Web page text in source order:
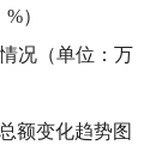
）
况（单位：万
额变化趋势图